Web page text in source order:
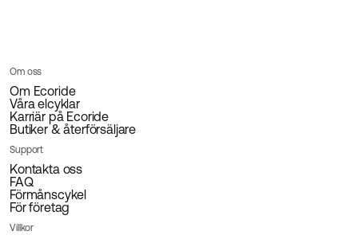
Om oss
Om Ecoride
Våra elcyklar
Karriär på Ecoride
Butiker & återförsäljare
Support
Kontakta oss
FAQ
Förmånscykel
För företag
Villkor